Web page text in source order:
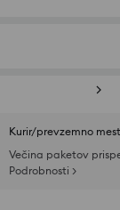
Kurir/prevzemno
Večina paketov
Podrobnosti >